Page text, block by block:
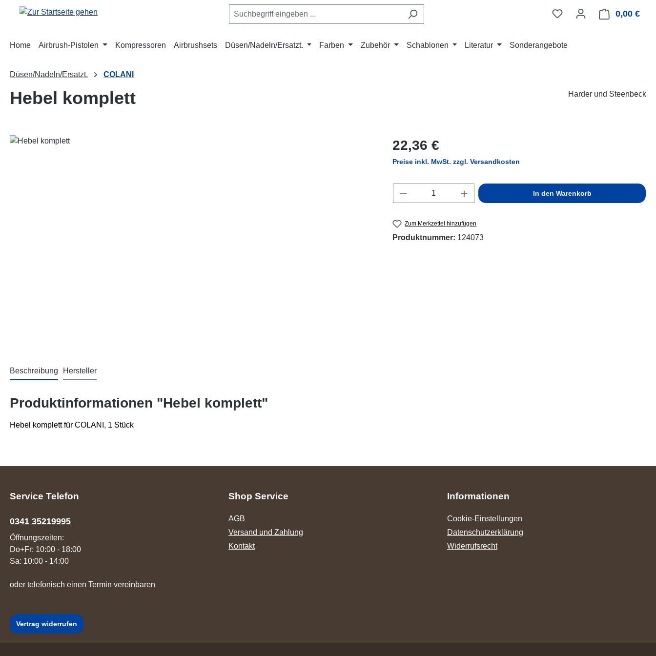
Hauptinhalt springen
Zur Suche springen
Zur Hauptnavigation springen 0,00 €
Home Airbrush-Pistolen Kompressoren Airbrushsets Düsen/Nadeln/Ersatzt. Farben Zubehör Schablonen Literatur Sonderangebote
Düsen/Nadeln/Ersatzt. COLANI
Hebel komplett Harder und Steenbeck
Bildergalerie überspringen Regulärer Preis:
22,36 €
Preise inkl. MwSt. zzgl. Versandkosten
Produkt Anzahl: Gib den gewünschten Wert ein
In den Warenkorb
Zum Merkzettel hinzufügen
Produktnummer: 124073
Beschreibung Hersteller
Produktinformationen "Hebel komplett"
Hebel komplettfür COLANI, 1 Stück
Service Telefon
0341 35219995
Öffnungszeiten:
Do+Fr: 10:00 - 18:00
Sa: 10:00 - 14:00
oder telefonisch einen Termin vereinbaren
Vertrag widerrufen
Shop Service
AGB
Versand und Zahlung
Kontakt
Informationen
Cookie-Einstellungen
Datenschutzerklärung
Widerrufsrecht